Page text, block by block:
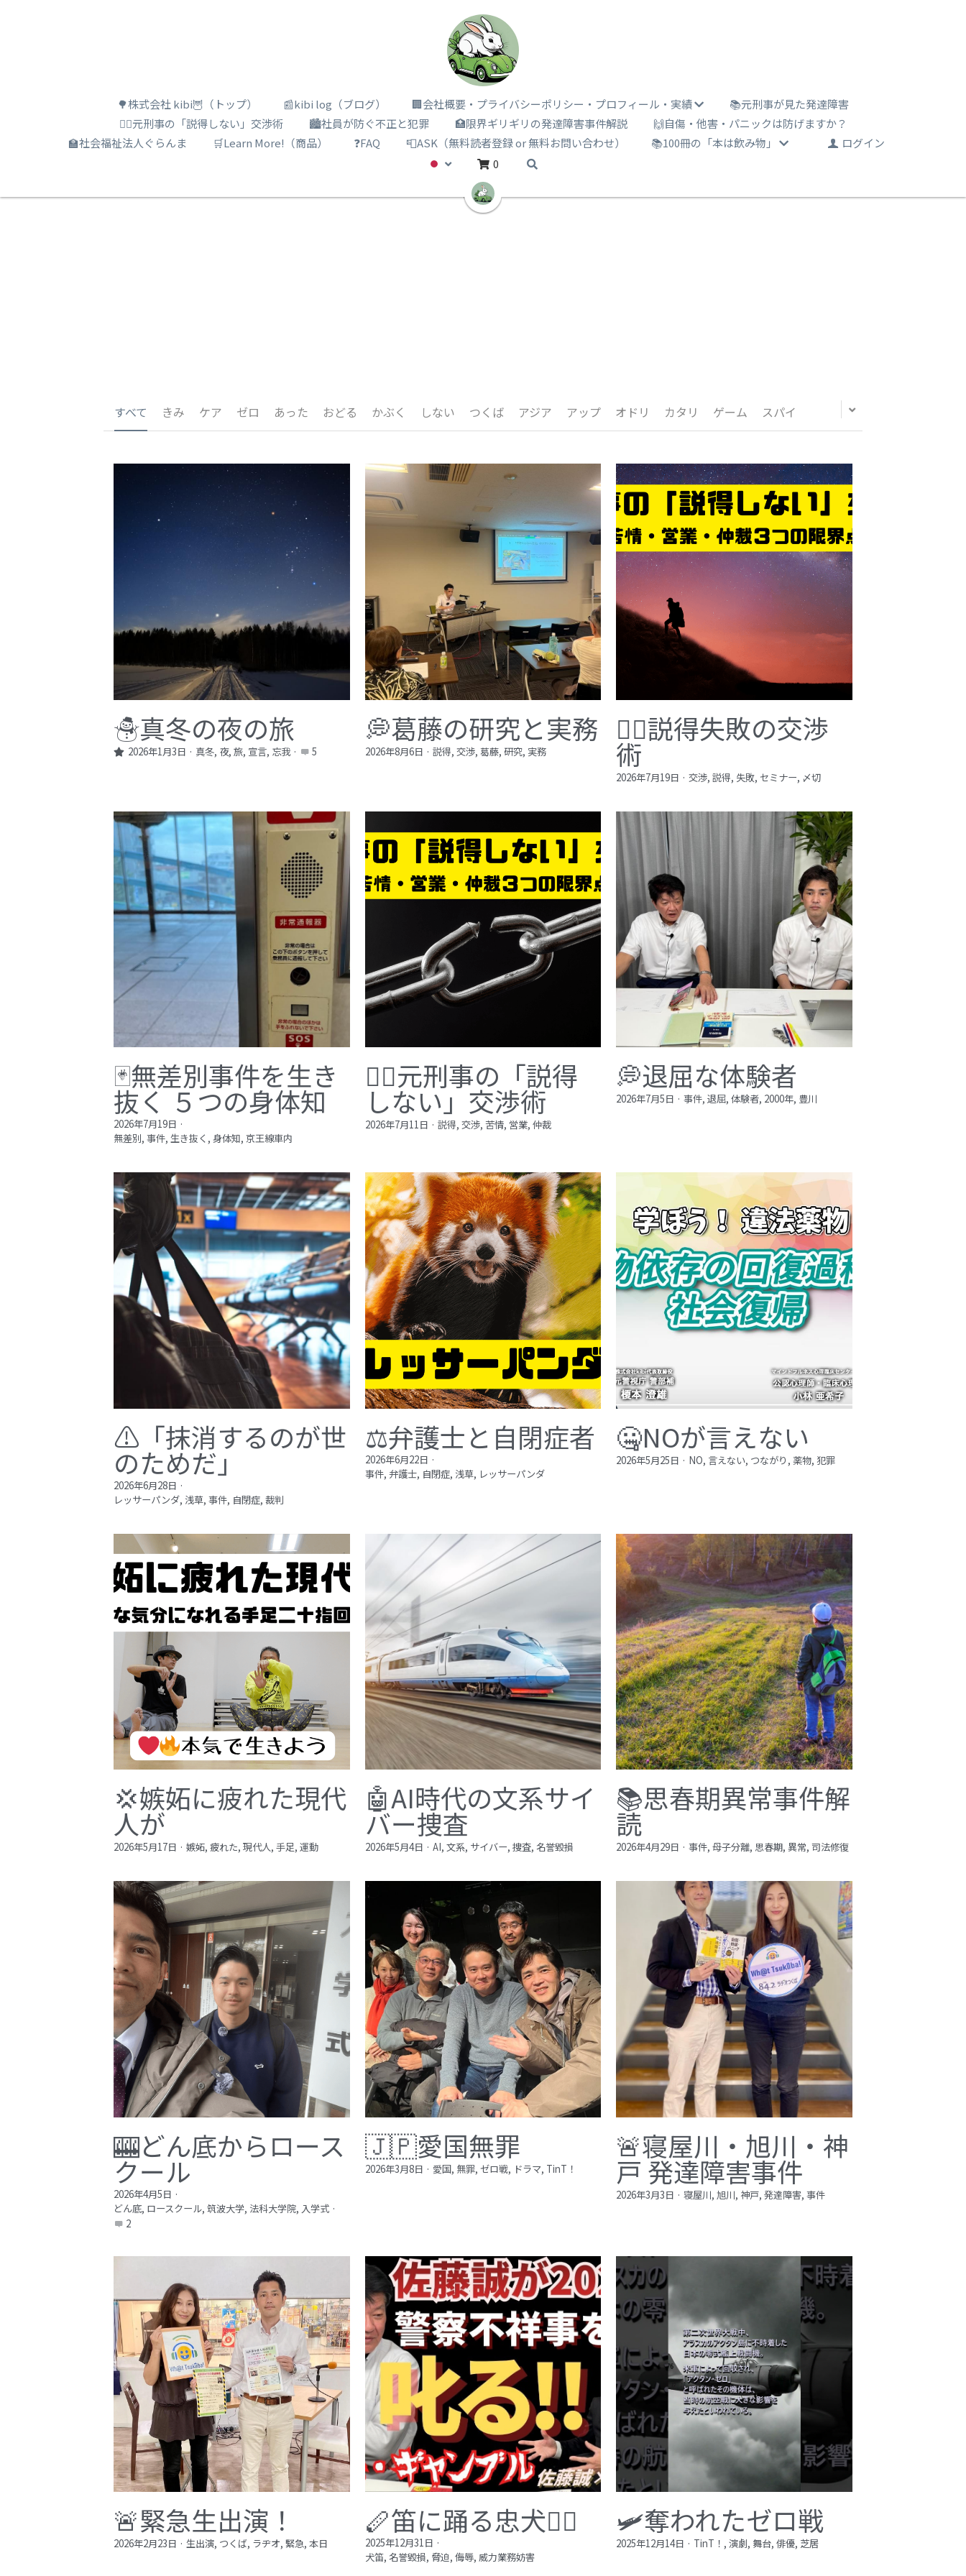
🌳株式会社 kibi🦉（トップ） 📰kibi log（ブログ） 🏢会社概要・プライバシーポリシー・プロフィール・実績
📚元刑事が見た発達障害
🕵️‍♂️元刑事の「説得しない」交渉術
🏙️社員が防ぐ不正と犯罪 🏥限界ギリギリの発達障害事件解説
🙌自傷・他害・パニックは防げますか？
🏫社会福祉法人ぐらんま
🛒Learn More!（商品） ❓FAQ 📮ASK（無料読者登録 or 無料お問い合わせ） 📚100冊の「本は飲み物」
ログイン
0
すべて きみ ケア ゼロ あった おどる かぶく しない つくば アジア アップ オドリ カタリ ゲーム スパイ
☃️真冬の夜の旅
2026年1月3日 · 真冬, 夜, 旅, 宣言, 忘我· 5
💭葛藤の研究と実務
2026年8月6日 · 説得, 交渉, 葛藤, 研究, 実務
🕵️‍♂️説得失敗の交渉
術
2026年7月19日 · 交渉, 説得, 失敗, セミナー, 〆切
🃏無差別事件を生き
抜く ５つの身体知
2026年7月19日 ·
無差別, 事件, 生き抜く, 身体知, 京王線車内
🙅‍♂️元刑事の「説得
しない」交渉術
2026年7月11日 · 説得, 交渉, 苦情, 営業, 仲裁
💭退屈な体験者
2026年7月5日 · 事件, 退屈, 体験者, 2000年, 豊川
⚠️「抹消するのが世
のためだ」​
2026年6月28日 ·
レッサーパンダ, 浅草, 事件, 自閉症, 裁判
⚖️弁護士と自閉症者
2026年6月22日 ·
事件, 弁護士, 自閉症, 浅草, レッサーパンダ
🤐NOが言えない
2026年5月25日 · NO, 言えない, つながり, 薬物, 犯罪
💢嫉妬に疲れた現代
人が
2026年5月17日 ·嫉妬, 疲れた, 現代人, 手足, 運動
🤖AI時代の文系サイ
バー捜査
2026年5月4日 · AI, 文系, サイバー, 捜査, 名誉毀損
📚思春期異常事件解
読
2026年4月29日 · 事件, 母子分離, 思春期, 異常, 司法修復
🎰どん底からロース
クール
2026年4月5日 ·
どん底, ロースクール, 筑波大学, 法科大学院, 入学式 ·
2
🇯🇵愛国無罪
2026年3月8日 · 愛国, 無罪, ゼロ戦, ドラマ, TinT！
🚨寝屋川・旭川・神
戸 発達障害事件
2026年3月3日 · 寝屋川, 旭川, 神戸, 発達障害, 事件
🚨緊急生出演！
2026年2月23日 ·生出演, つくば, ラヂオ, 緊急, 本日
🪈笛に踊る忠犬🐕‍🦺
2025年12月31日 ·
犬笛, 名誉毀損, 脅迫, 侮辱, 威力業務妨害
🛩️奪われたゼロ戦
2025年12月14日 · TinT！, 演劇, 舞台, 俳優, 芝居